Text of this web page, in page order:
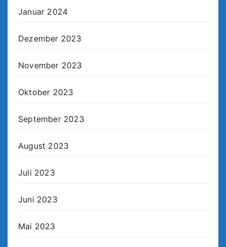
Januar 2024
Dezember 2023
November 2023
Oktober 2023
September 2023
August 2023
Juli 2023
Juni 2023
Mai 2023